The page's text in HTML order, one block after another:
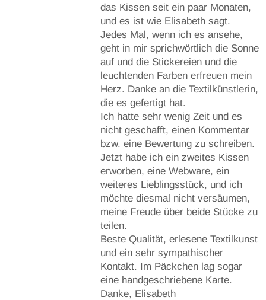
das Kissen seit ein paar Monaten,
und es ist wie Elisabeth sagt.
Jedes Mal, wenn ich es ansehe,
geht in mir sprichwörtlich die Sonne
auf und die Stickereien und die
leuchtenden Farben erfreuen mein
Herz. Danke an die Textilkünstlerin,
die es gefertigt hat.
Ich hatte sehr wenig Zeit und es
nicht geschafft, einen Kommentar
bzw. eine Bewertung zu schreiben.
Jetzt habe ich ein zweites Kissen
erworben, eine Webware, ein
weiteres Lieblingsstück, und ich
möchte diesmal nicht versäumen,
meine Freude über beide Stücke zu
teilen.
Beste Qualität, erlesene Textilkunst
und ein sehr sympathischer
Kontakt. Im Päckchen lag sogar
eine handgeschriebene Karte.
Danke, Elisabeth